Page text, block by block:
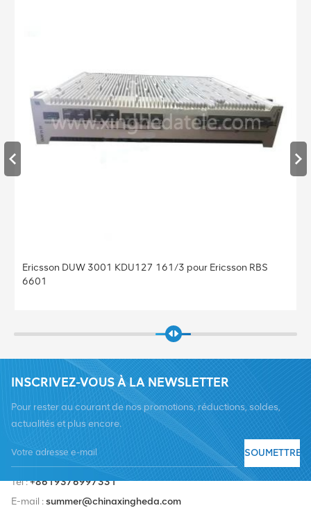
3001 KDU127 161/3 pour Ericsson RBS
Station de
INSCRIVEZ-VOUS À LA NEWSLETTER
Pour rester au courant de nos promotions, réductions, soldes,
actualités et plus encore.
SOUMETTRE
Tél :+8619376997331
E-mail :summer@chinaxingheda.com